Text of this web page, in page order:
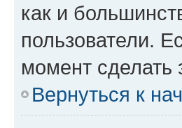
как и
пользователи.
момент сделать
Вернуться к